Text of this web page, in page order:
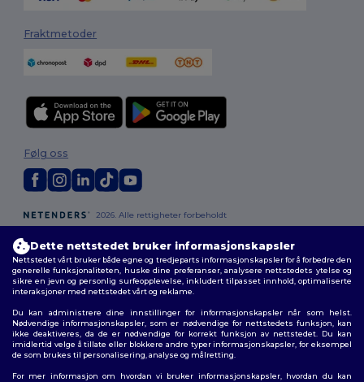
Fraktmetoder
2026. Alle rettigheter forbeholdt
informasjonskapsler|Nettstedsoversikt
Følg oss
Dette nettstedet bruker informasjonskapsler
Nettstedet vårt bruker både egne og tredjeparts informasjonskapsler for å forbedre den
generelle funksjonaliteten, huske dine preferanser, analysere nettstedets ytelse og
sikre en jevn og personlig surfeopplevelse, inkludert tilpasset innhold, optimaliserte
interaksjoner med nettstedet vårt og reklame.
Du kan administrere dine innstillinger for informasjonskapsler når som helst.
Nødvendige informasjonskapsler, som er nødvendige for nettstedets funksjon, kan
ikke deaktiveres, da de er nødvendige for korrekt funksjon av nettstedet. Du kan
imidlertid velge å tillate eller blokkere andre typer informasjonskapsler, for eksempel
de som brukes til personalisering, analyse og målretting.
For mer informasjon om hvordan vi bruker informasjonskapsler, hvordan du kan